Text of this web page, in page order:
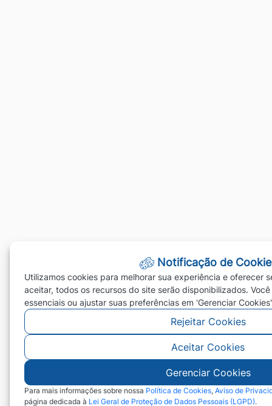
Notificação de
Utilizamos cookies para melhorar sua experiência e oferecer
aceitar, todos os recursos do site serão disponibilizados.
essenciais ou ajustar suas preferências em 'Gerenciar
Rejeitar Cookies
Aceitar Cookies
Gerenciar Cookies
Para mais informações sobre nossa Política de Cookies, Aviso de
página dedicada à Lei Geral de Proteção de Dados Pessoais (LGPD).